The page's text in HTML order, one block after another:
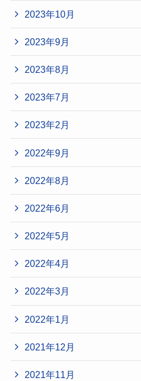
2023年10月
2023年9月
2023年8月
2023年7月
2023年2月
2022年9月
2022年8月
2022年6月
2022年5月
2022年4月
2022年3月
2022年1月
2021年12月
2021年11月